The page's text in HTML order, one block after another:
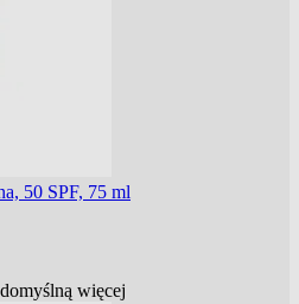
50 SPF, 75 ml
więcej